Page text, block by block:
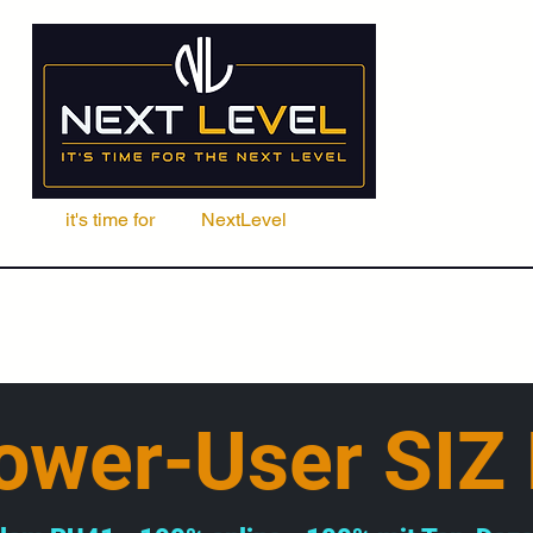
it's time for NextLevel
User SIZ